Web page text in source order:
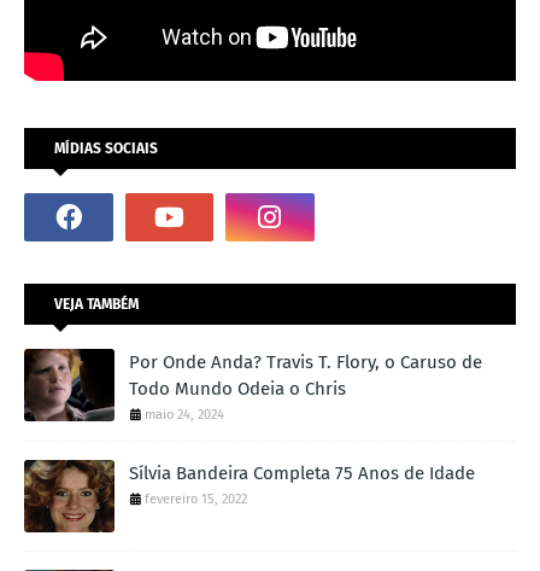
MÍDIAS SOCIAIS
VEJA TAMBÉM
Por Onde Anda? Travis T. Flory, o Caruso de
Todo Mundo Odeia o Chris
maio 24, 2024
Sílvia Bandeira Completa 75 Anos de Idade
fevereiro 15, 2022